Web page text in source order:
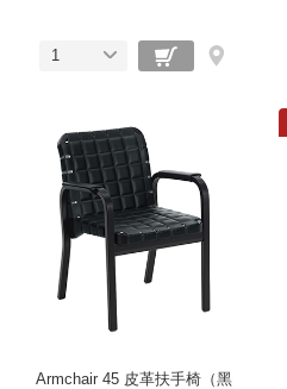
1
Armchair 45 皮革扶手椅（黑